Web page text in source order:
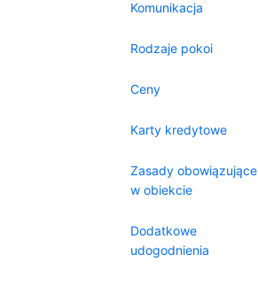
Komunikacja
Rodzaje pokoi
Ceny
Karty kredytowe
Zasady obowiązujące
w obiekcie
Dodatkowe
udogodnienia